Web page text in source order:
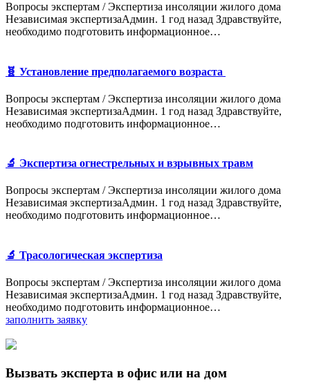
Вопросы экспертам / Экспертиза инсоляции жилого дома
Независимая экспертизаАдмин. 1 год назад Здравствуйте,
необходимо подготовить информационное…
🧬 Установление предполагаемого возраста
Вопросы экспертам / Экспертиза инсоляции жилого дома
Независимая экспертизаАдмин. 1 год назад Здравствуйте,
необходимо подготовить информационное…
🔬 Экспертиза огнестрельных и взрывных травм
Вопросы экспертам / Экспертиза инсоляции жилого дома
Независимая экспертизаАдмин. 1 год назад Здравствуйте,
необходимо подготовить информационное…
🔬 Трасологическая экспертиза
Вопросы экспертам / Экспертиза инсоляции жилого дома
Независимая экспертизаАдмин. 1 год назад Здравствуйте,
необходимо подготовить информационное…
заполнить заявку
Вызвать эксперта в офис или на дом